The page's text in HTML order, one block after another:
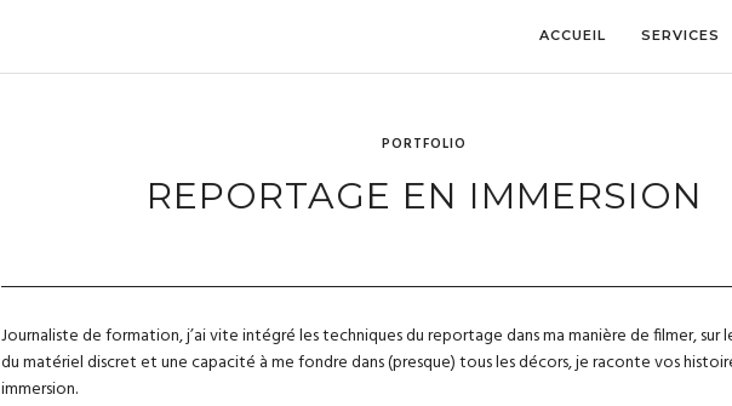
ACCUEIL SERVICES
PORTFOLIO
REPORTAGE EN IMMERSION
Journaliste de formation, j’ai vite intégré les techniques du reportage dans ma manière de filmer, sur
du matériel discret et une capacité à me fondre dans (presque) tous les décors, je raconte vos
immersion.